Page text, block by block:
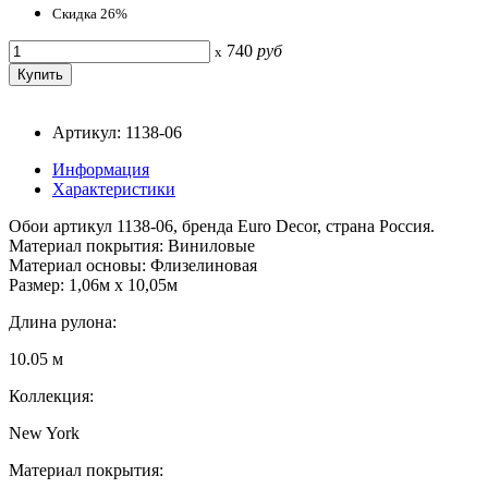
Скидка 26%
x 740 руб
Артикул: 1138-06
Информация
Характеристики
Обои артикул 1138-06, бренда Euro Decor, страна Россия.
Материал покрытия: Виниловые
Материал основы: Флизелиновая
Размер: 1,06м х 10,05м
Длина рулона:
10.05 м
Коллекция:
New York
Материал покрытия: